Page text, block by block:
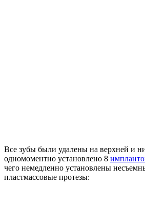
Все зубы были удалены на верхней и
одномоментно установлено 8
чего немедленно установлены
пластмассовые протезы: